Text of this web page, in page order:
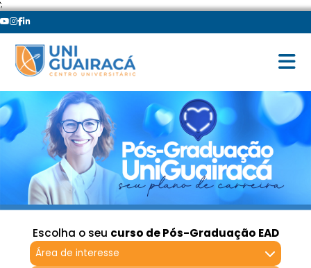
';
Escolha o seu curso de Pós-Graduação EAD
Área de interesse